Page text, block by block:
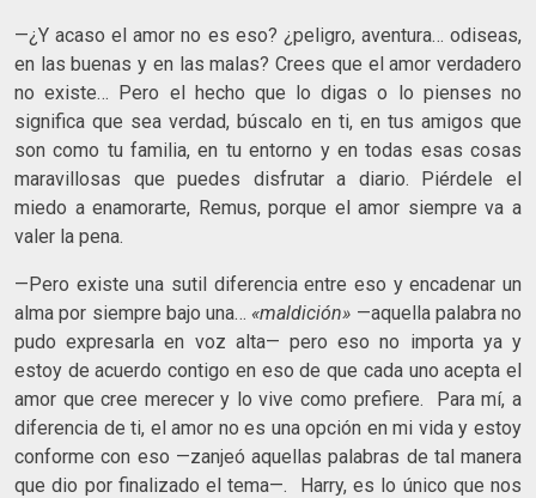
—¿Y acaso el amor no es eso? ¿peligro, aventura… odiseas,
en las buenas y en las malas? Crees que el amor verdadero
no existe… Pero el hecho que lo digas o lo pienses no
significa que sea verdad, búscalo en ti, en tus amigos que
son como tu familia, en tu entorno y en todas esas cosas
maravillosas que puedes disfrutar a diario. Piérdele el
miedo a enamorarte, Remus, porque el amor siempre va a
valer la pena.
—Pero existe una sutil diferencia entre eso y encadenar un
alma por siempre bajo una… «maldición» —aquella palabra no
pudo expresarla en voz alta— pero eso no importa ya y
estoy de acuerdo contigo en eso de que cada uno acepta el
amor que cree merecer y lo vive como prefiere. Para mí, a
diferencia de ti, el amor no es una opción en mi vida y estoy
conforme con eso —zanjeó aquellas palabras de tal manera
que dio por finalizado el tema—. Harry, es lo único que nos